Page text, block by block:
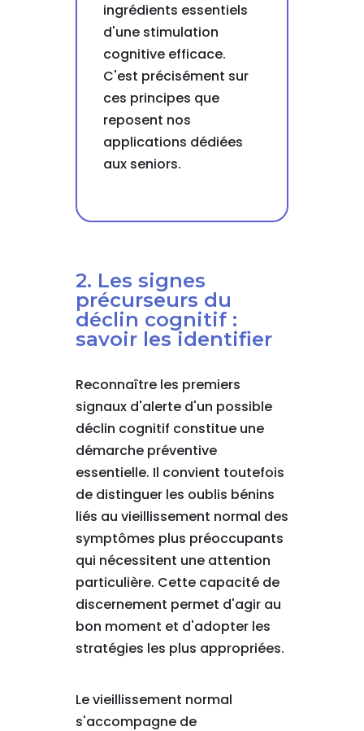
ingrédients essentiels
d'une stimulation
cognitive efficace.
C'est précisément sur
ces principes que
reposent nos
applications dédiées
aux seniors.
2. Les signes
précurseurs du
déclin cognitif :
savoir les identifier
Reconnaître les premiers
signaux d'alerte d'un possible
déclin cognitif constitue une
démarche préventive
essentielle. Il convient toutefois
de distinguer les oublis bénins
liés au vieillissement normal des
symptômes plus préoccupants
qui nécessitent une attention
particulière. Cette capacité de
discernement permet d'agir au
bon moment et d'adopter les
stratégies les plus appropriées.
Le vieillissement normal
s'accompagne de